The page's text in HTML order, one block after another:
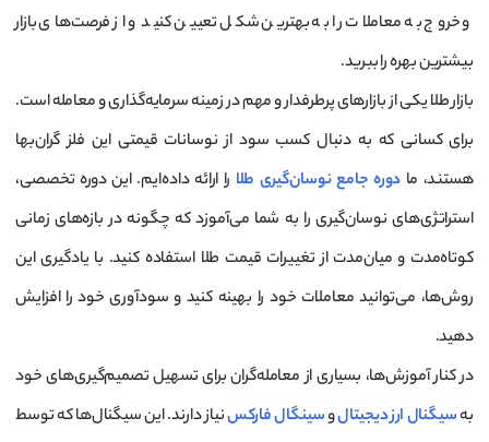
و خروج به معاملات را به بهترین شکل تعیین کنید و از فرصت‌های بازار
بیشترین بهره را ببرید.
بازار طلا یکی از بازارهای پرطرفدار و مهم در زمینه سرمایه‌گذاری و معامله است.
برای کسانی که به دنبال کسب سود از نوسانات قیمتی این فلز گران‌بها
هستند، ما دوره جامع نوسان‌گیری طلا را ارائه داده‌ایم. این دوره تخصصی،
استراتژی‌های نوسان‌گیری را به شما می‌آموزد که چگونه در بازه‌های زمانی
کوتاه‌مدت و میان‌مدت از تغییرات قیمت طلا استفاده کنید. با یادگیری این
روش‌ها، می‌توانید معاملات خود را بهینه کنید و سودآوری خود را افزایش
دهید.
در کنار آموزش‌ها، بسیاری از معامله‌گران برای تسهیل تصمیم‌گیری‌های خود
بهسیگنال ارز دیجیتالوسینگال فارکسنیاز دارند. این سیگنال‌ها که توسط